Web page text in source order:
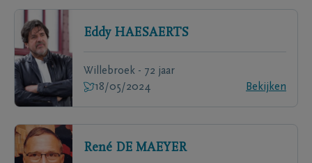
Eddy HAESAERTS
Willebroek - 72 jaar
18/05/2024
Bekijken
René DE MAEYER